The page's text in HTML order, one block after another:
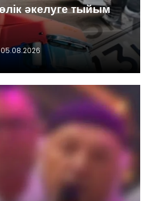
әкелуге тыйым
05.08.2026